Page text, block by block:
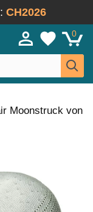
CH2026
0
Moonstruck von